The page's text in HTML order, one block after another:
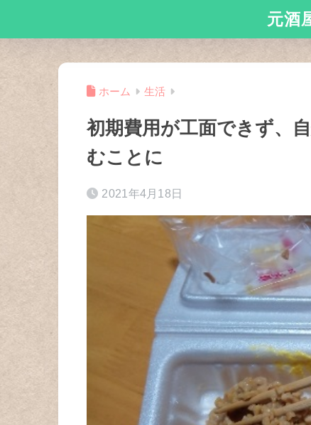
元酒
ホーム 生活
初期費用が工面できず、
むことに
2021年4月18日